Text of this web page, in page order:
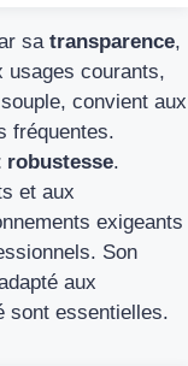
sa transparence,
usages courants,
convient aux
fréquentes.
robustesse.
et aux
exigeants
Son
aux
sont essentielles.